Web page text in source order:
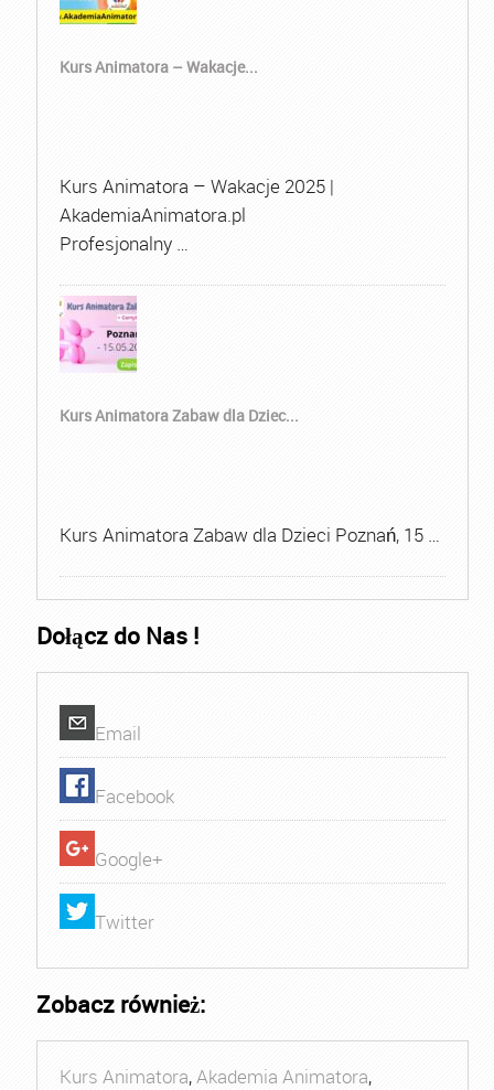
Kurs Animatora – Wakacje...
Kurs Animatora – Wakacje 2025 |
AkademiaAnimatora.pl
Profesjonalny …
Kurs Animatora Zabaw dla Dziec...
Kurs Animatora Zabaw dla Dzieci Poznań, 15 …
Dołącz do Nas !
Email
Facebook
Google+
Twitter
Zobacz również:
Kurs Animatora,Akademia Animatora,